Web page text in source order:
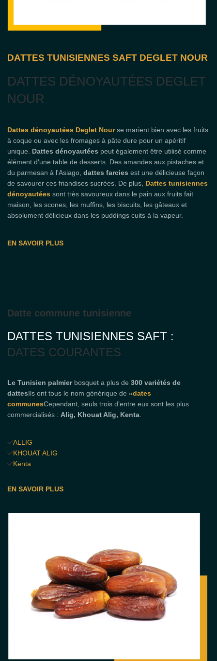
DATTES TUNISIENNES SAFT DEGLET NOUR
DATTES DÉNOYAUTÉES DEGLET
NOUR
Dattes dénoyautées Deglet Nour se marient bien avec les fruits
à coque ou avec les fromages à pâte dure pour un apéritif
unique. Dattes dénoyautées peut également être utilisé comme
élément d'une table de desserts. Des amandes aux pistaches et
du parmesan à l'Asiago, dattes farcies est une délicieuse façon
de savourer ces friandises sucrées. De plus, Dattes tunisiennes
dénoyautées sont très savoureux dans le pain aux fruits fait
maison, les scones, les muffins, les biscuits, les gâteaux et
absolument délicieux dans les puddings cuits à la vapeur.
EN SAVOIR PLUS
Datte commune tunisienne
DATTES TUNISIENNES SAFT :
DATES COURANTES
Le Tunisien palmierbosquet a plus de 300 variétés de
dattesIls ont tous le nom générique de «dates
communesCependant, seuls trois d’entre eux sont les plus
commercialisés : Alig, Khouat Alig, Kenta
ALLIG
KHOUAT ALIG
Kenta
EN SAVOIR PLUS